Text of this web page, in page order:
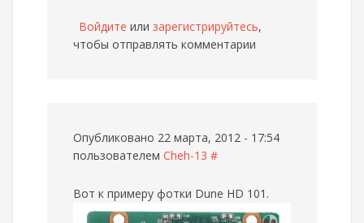
Войдите или зарегистрируйтесь,
чтобы отправлять комментарии
Опубликовано 22 марта, 2012 - 17:54
пользователем Cheh-13 #
Вот к примеру фотки Dune HD 101.